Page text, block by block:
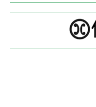
2022.05.05
体育協会長杯 バドミ
2022.05.22